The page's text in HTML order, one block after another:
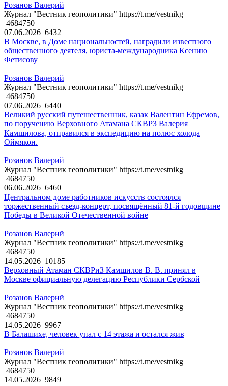
Розанов Валерий
Журнал "Вестник геополитики" https://t.me/vestnikg
4684750
07.06.2026 6432
В Москве, в Доме национальностей, наградили известного
общественного деятеля, юриста-международника Ксению
Фетисову
Розанов Валерий
Журнал "Вестник геополитики" https://t.me/vestnikg
4684750
07.06.2026 6440
Великий русский путешественник, казак Валентин Ефремов,
по поручению Верховного Атамана СКВРЗ Валерия
Камшилова, отправился в экспедицию на полюс холода
Оймякон.
Розанов Валерий
Журнал "Вестник геополитики" https://t.me/vestnikg
4684750
06.06.2026 6460
Центральном доме работников искусств состоялся
торжественный съезд-концерт, посвящённый 81-й годовщине
Победы в Великой Отечественной войне
Розанов Валерий
Журнал "Вестник геополитики" https://t.me/vestnikg
4684750
14.05.2026 10185
Верховный Атаман СКВРиЗ Камшилов В. В. принял в
Москве официальную делегацию Республики Сербской
Розанов Валерий
Журнал "Вестник геополитики" https://t.me/vestnikg
4684750
14.05.2026 9967
В Балашихе, человек упал с 14 этажа и остался жив
Розанов Валерий
Журнал "Вестник геополитики" https://t.me/vestnikg
4684750
14.05.2026 9849